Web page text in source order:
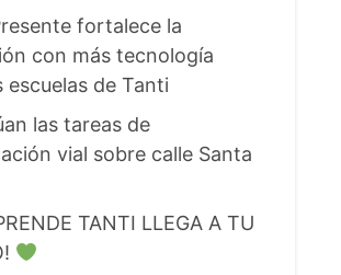
fortalece la
con más tecnología
escuelas de Tanti
las tareas de
vial sobre calle Santa
TANTI LLEGA A TU